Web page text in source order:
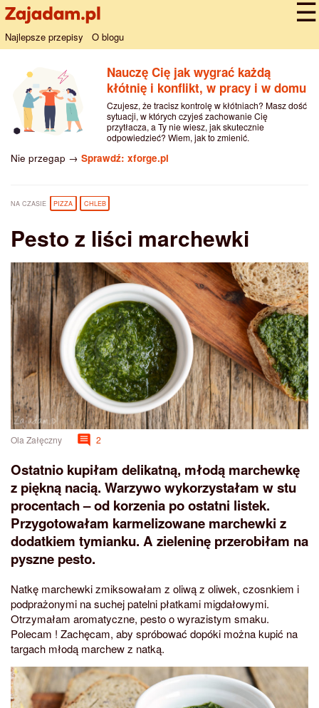
Najlepsze przepisy O blogu
Nauczę Cię jak wygrać każdą
kłótnię i konflikt, w pracy i w domu
Czujesz, że tracisz kontrolę w kłótniach? Masz dość
sytuacji, w których czyjeś zachowanie Cię
przytłacza, a Ty nie wiesz, jak skutecznie
odpowiedzieć? Wiem, jak to zmienić.
Nie przegap → Sprawdź: xforge.pl
NA CZASIE PIZZA CHLEB
Pesto z liści marchewki
Ola Załęczny 2
Ostatnio kupiłam delikatną, młodą marchewkę
z piękną nacią. Warzywo wykorzystałam w stu
procentach – od korzenia po ostatni listek.
Przygotowałam karmelizowane marchewki z
dodatkiem tymianku. A zieleninę przerobiłam na
pyszne pesto.
Natkę marchewki zmiksowałam z oliwą z oliwek, czosnkiem i
podprażonymi na suchej patelni płatkami migdałowymi.
Otrzymałam aromatyczne, pesto o wyrazistym smaku.
Polecam ! Zachęcam, aby spróbować dopóki można kupić na
targach młodą marchew z natką.